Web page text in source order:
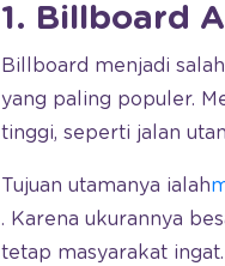
1. Billboard
Billboard menjadi
yang paling populer.
tinggi, seperti jalan
Tujuan utamanya ialah
. Karena ukurannya
tetap masyarakat ingat.